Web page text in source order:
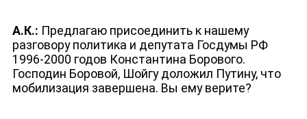
А.К.: Предлагаю присоединить к нашему
разговору политика и депутата Госдумы РФ
1996-2000 годов Константина Борового.
Господин Боровой, Шойгу доложил Путину, что
мобилизация завершена. Вы ему верите?